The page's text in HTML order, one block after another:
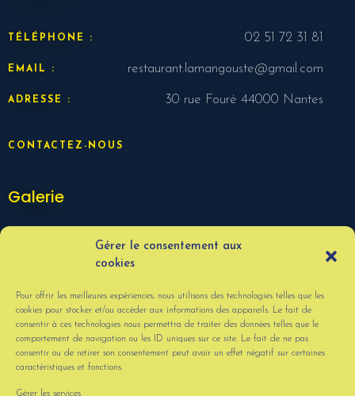
Gérer le consentement aux
cookies
Pour offrir les meilleures expériences, nous utilisons des technologies telles que les
cookies pour stocker et/ou accéder aux informations des appareils. Le fait de
consentir à ces technologies nous permettra de traiter des données telles que le
comportement de navigation ou les ID uniques sur ce site. Le fait de ne pas
consentir ou de retirer son consentement peut avoir un effet négatif sur certaines
caractéristiques et fonctions.
Gérer les services
TÉLÉPHONE : 02 51 72 31 81
EMAIL : restaurant.lamangouste@gmail.com
ADRESSE : 30 rue Fouré 44000 Nantes
CONTACTEZ-NOUS
Galerie
VOIR PLUS